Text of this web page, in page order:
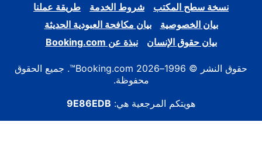
نسخة سطح المكتب شروط الخدمة
طريقة عملنا
بيان الخصوصية
بيان مكافحة العبودية الحديثة
بيان حقوق الإنسان
نبذة عن Booking.com
حقوق النشر © 1996–2026 Booking.com™. جميع الحقوق
محفوظة.
هويتكم المرجعية هي: 9E86EDB